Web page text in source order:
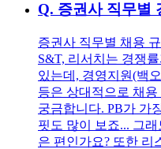
Q. 증권사 직무별
증권사 직무별 채용
S&T, 리서치는 경쟁
있는데, 경영지원(백
등은 상대적으로 채
궁금합니다. PB가 가
핏도 많이 보죠... 그
은 편인가요? 또한 리